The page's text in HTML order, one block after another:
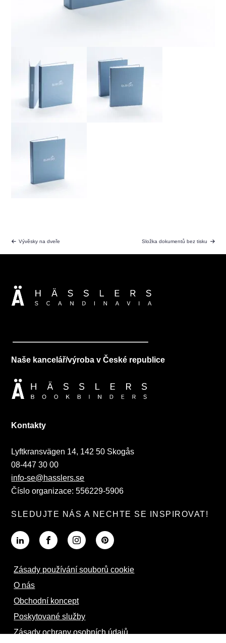
Vývěsky na dveře Složka dokumentů bez tisku
Naše kancelář/výroba v České republice
Kontakty
Lyftkransvägen 14, 142 50 Skogås
08-447 30 00
info-se@hasslers.se
Číslo organizace: 556229-5906
SLEDUJTE NÁS A NECHTE SE INSPIROVAT!
Zásady používání souborů cookie
O nás
Obchodní koncept
Poskytované služby
Zásady ochrany osobních údajů